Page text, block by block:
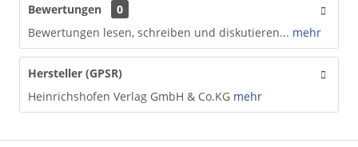
Bewertungen
0
Bewertungen lesen, schreiben und diskutieren... mehr
Hersteller (GPSR)
Heinrichshofen Verlag GmbH & Co.KG mehr